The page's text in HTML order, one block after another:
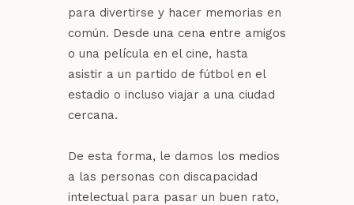
para divertirse y hacer memorias en
común. Desde una cena entre amigos
o una película en el cine, hasta
asistir a un partido de fútbol en el
estadio o incluso viajar a una ciudad
cercana.
De esta forma, le damos los medios
a las personas con discapacidad
intelectual para pasar un buen rato,